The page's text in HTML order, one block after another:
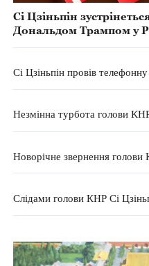
Сі Цзіньпін
Дональдом Трампом у
Сі Цзіньпін провів
Незмінна турбота голови
Новорічне звернення
Слідами голови КНР Сі